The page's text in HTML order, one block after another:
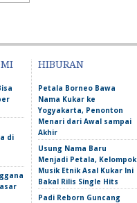
di
HIBURAN
Petala Borneo Bawa
Nama Kukar ke
Yogyakarta, Penonton
Menari dari Awal sampai
Akhir
Usung Nama Baru
Menjadi Petala, Kelompok
Musik Etnik Asal Kukar Ini
Bakal Rilis Single Hits
Padi Reborn Guncang